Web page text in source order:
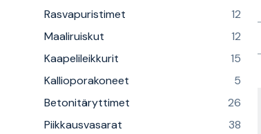
Rasvapuristimet
12
Maaliruiskut
12
Kaapelileikkurit
15
Kallioporakoneet
5
Betonitäryttimet
26
Piikkausvasarat
38